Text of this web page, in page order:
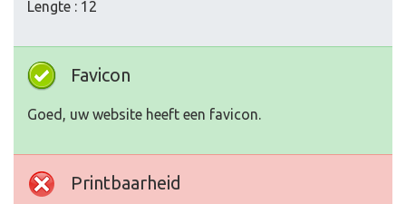
Lengte : 12
Favicon
Goed, uw website heeft een favicon.
Printbaarheid